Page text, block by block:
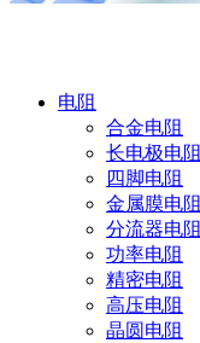
电阻
合金电阻
长电极电阻
四脚电阻
金属膜电阻
分流器电阻
功率电阻
精密电阻
高压电阻
晶圆电阻